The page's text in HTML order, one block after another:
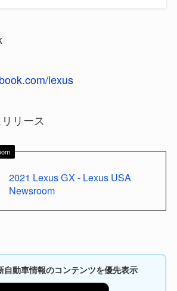
lexus
リース
2021 Lexus GX - Lexus USA
Newsroom
動車情報のコンテンツを優先表示